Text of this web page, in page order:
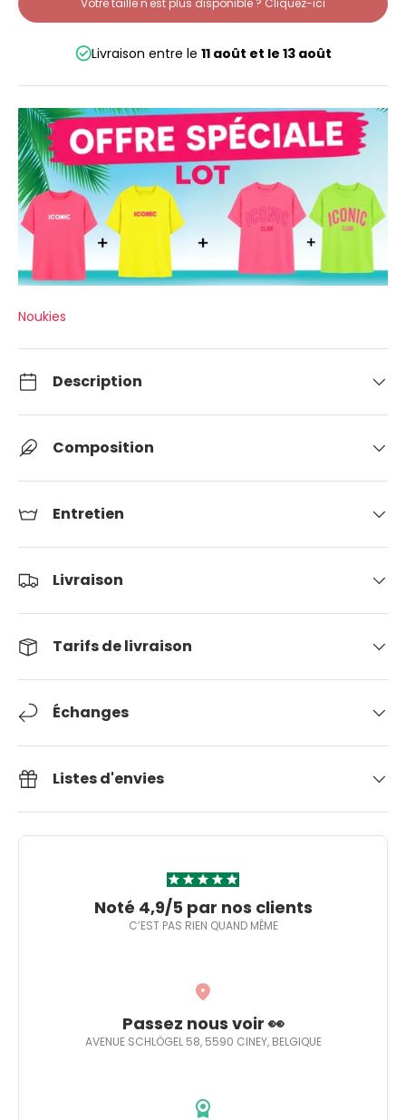
Livraison entre le 11 août et le 13 août
Noukies
Description
Composition
Entretien
Livraison
Tarifs de livraison
Échanges
Listes d'envies
Noté 4,9/5 par nos clients
C’EST PAS RIEN QUAND MÊME
Passez nous voir 👀
AVENUE SCHLÖGEL 58, 5590 CINEY, BELGIQUE